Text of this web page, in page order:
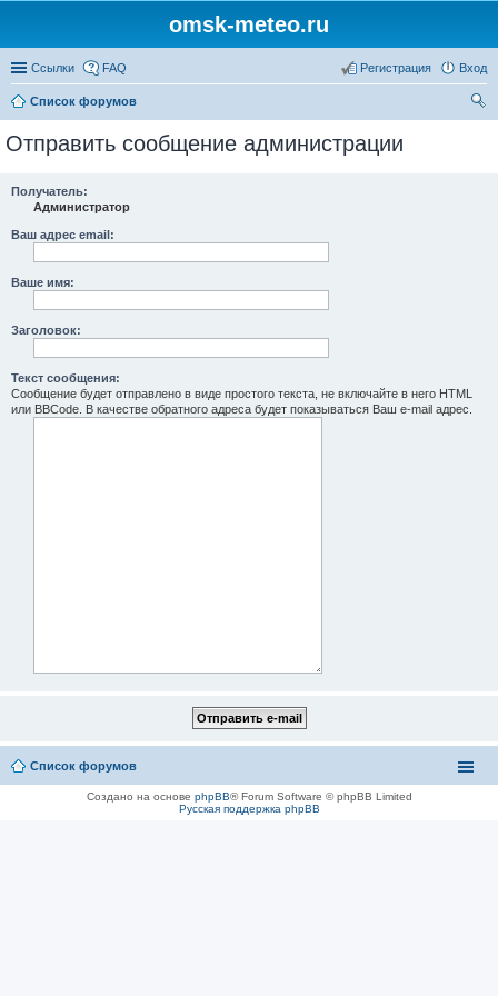
omsk-meteo.ru
Ссылки FAQ Вход
Регистрация
Список форумов
Отправить сообщение администрации
Получатель:
Администратор
Ваш адрес email:
Ваше имя:
Заголовок:
Текст сообщения:
Сообщение будет отправлено в виде простого текста, не включайте в него HTML
или BBCode. В качестве обратного адреса будет показываться Ваш e-mail адрес.
Список форумов
Создано на основе phpBB® Forum Software © phpBB Limited
Русская поддержка phpBB